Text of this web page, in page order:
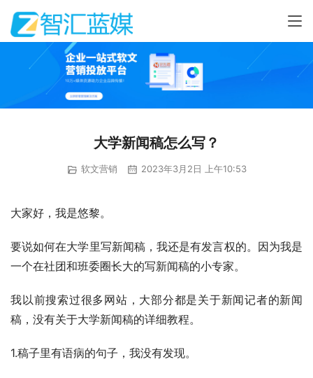
大学新闻稿怎么写？
软文营销 2023年3月2日 上午10:53
大家好，我是悠黎。
要说如何在大学里写新闻稿，我还是有发言权的。因为我是
一个在社团和班委圈长大的写新闻稿的小专家。
我以前搜索过很多网站，大部分都是关于新闻记者的新闻
稿，没有关于大学新闻稿的详细教程。
1.稿子里有语病的句子，我没有发现。